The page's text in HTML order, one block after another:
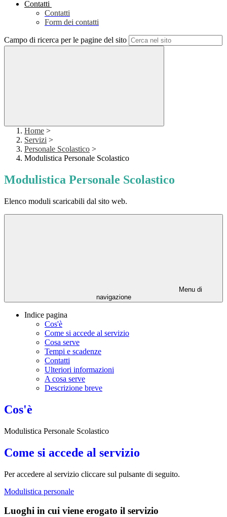
Contatti
Contatti
Form dei contatti
Campo di ricerca per le pagine del sito
Home >
Servizi >
Personale Scolastico >
Modulistica Personale Scolastico
Modulistica Personale Scolastico
Elenco moduli scaricabili dal sito web.
Menu di
navigazione
Indice pagina
Cos'è
Come si accede al servizio
Cosa serve
Tempi e scadenze
Contatti
Ulteriori informazioni
A cosa serve
Descrizione breve
Cos'è
Modulistica Personale Scolastico
Come si accede al servizio
Per accedere al servizio cliccare sul pulsante di seguito.
Modulistica personale
Luoghi in cui viene erogato il servizio